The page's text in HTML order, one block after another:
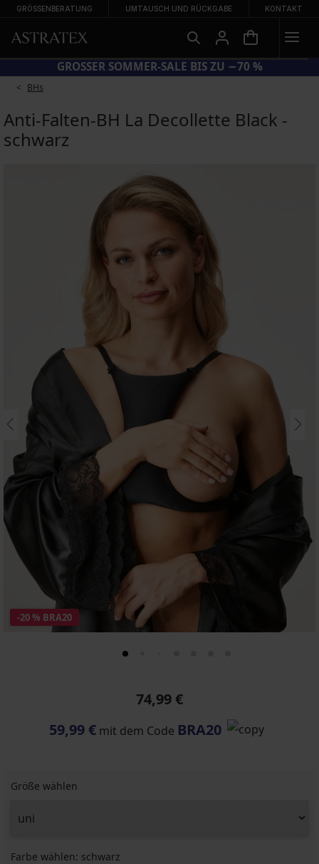
GRÖSSENBERATUNG UMTAUSCH UND RÜCKGABE KONTAKT
CODE BRA20 = BHs −20 %
BHs
Anti-Falten-BH La Decollette Black -
schwarz
-20 % BRA20
74,99 €
59,99 € mit dem Code BRA20
Größe wählen
Farbe wählen: schwarz